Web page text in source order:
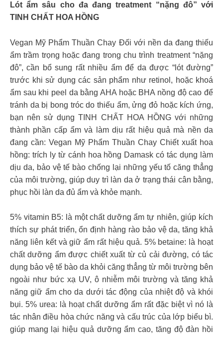
Lót ẩm sâu cho đa đang treatment “nặng đô” với
TINH CHẤT HOA HỒNG
Vegan Mỹ Phẩm Thuần Chay Đối với nền da đang thiếu
ẩm trầm trọng hoặc đang trong chu trình treatment “nặng
đô”, cần bổ sung rất nhiều ẩm để da được “lót đường”
trước khi sử dụng các sản phẩm như retinol, hoặc khoá
ẩm sau khi peel da bằng AHA hoặc BHA nồng độ cao để
tránh da bị bong tróc do thiếu ẩm, ửng đỏ hoặc kích ứng,
bạn nên sử dụng TINH CHẤT HOA HỒNG với những
thành phần cấp ẩm và làm dịu rất hiệu quả mà nền da
đang cần: Vegan Mỹ Phẩm Thuần Chay Chiết xuất hoa
hồng: trích ly từ cánh hoa hồng Damask có tác dụng làm
dịu da, bảo vệ tế bào chống lại những yếu tố căng thẳng
của môi trường, giúp duy trì làn da ở trạng thái cân bằng,
phục hồi làn da đủ ẩm và khỏe mạnh.
5% vitamin B5: là một chất dưỡng ẩm tự nhiên, giúp kích
thích sự phát triển, ổn định hàng rào bảo vệ da, tăng khả
năng liên kết và giữ ẩm rất hiệu quả. 5% betaine: là hoạt
chất dưỡng ẩm được chiết xuất từ củ cải đường, có tác
dụng bảo vệ tế bào da khỏi căng thẳng từ môi trường bên
ngoài như bức xạ UV, ô nhiễm môi trường và tăng khả
năng giữ ẩm cho da dưới tác động của nhiệt độ và khói
bụi. 5% urea: là hoạt chất dưỡng ẩm rất đặc biệt vì nó là
tác nhân điều hòa chức năng và cấu trúc của lớp biểu bì.
giúp mang lại hiệu quả dưỡng ẩm cao, tăng độ đàn hồi